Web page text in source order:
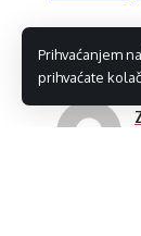
Prihvaćanjem
prihvaćate
U